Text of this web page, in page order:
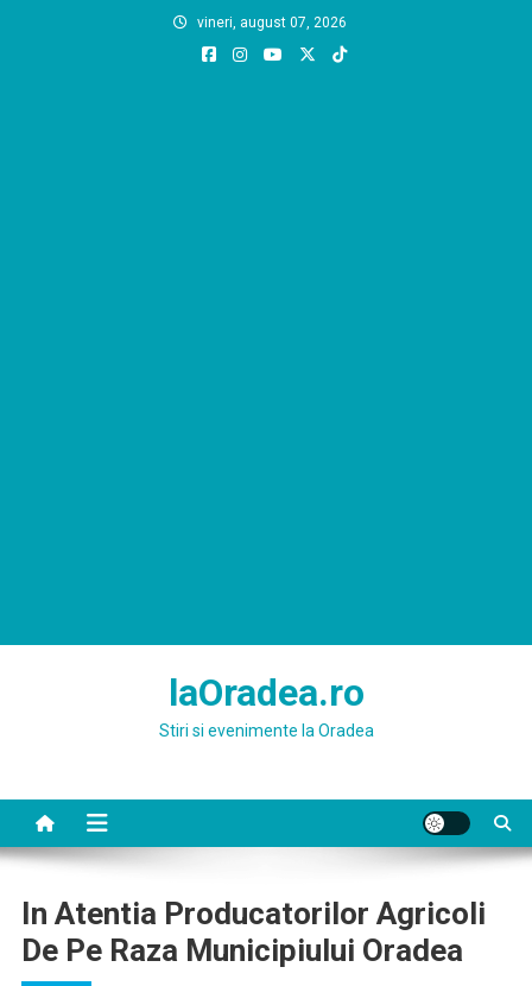
vineri, august 07, 2026
laOradea.ro
Stiri si evenimente la Oradea
In Atentia Producatorilor Agricoli
De Pe Raza Municipiului Oradea